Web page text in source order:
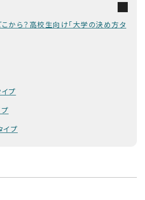
から？高校生向け「大学の決め方タ
プ
イプ